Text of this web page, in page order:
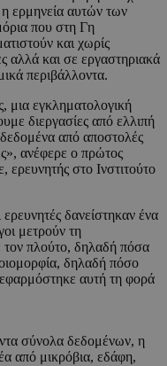
ερμηνεία αυτών των
που στη Γη
και χωρίς
αλλά και σε εργαστηριακά
περιβάλλοντα.
μια εγκληματολογική
διεργασίες από ελλιπή
από αποστολές
ανέφερε ο πρώτος
ερευνητής στο Ινστιτούτο
δανείστηκαν ένα
μετρούν τη
τον πλούτο, δηλαδή πόσα
δηλαδή πόσο
αυτή τη φορά
σύνολα δεδομένων, η
από μικρόβια, εδάφη,